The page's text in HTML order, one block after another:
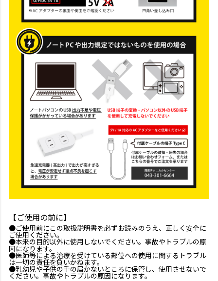
【ご使用の前に】
●ご使用前にこの取扱説明書を必ずお読みのうえ、正しく安全に
ご使用ください。
●本来の目的以外に使用しないでください。事故やトラブルの原
因になります。
●医師等による治療を受けている部位への使用に関するトラブル
は一切の責任を負いかねます。
●乳幼児や子供の手の届かないところに保管し、使用させないで
ください。事故やトラブルの原因になります。